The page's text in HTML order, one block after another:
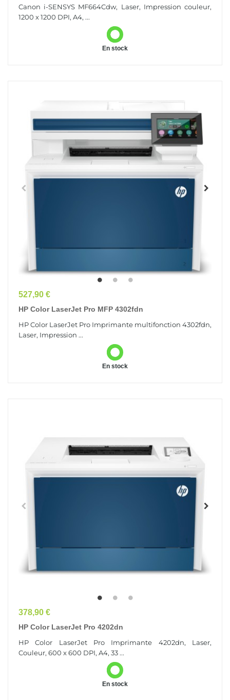
Canon i-SENSYS MF664Cdw, Laser, Impression couleur,
1200 x 1200 DPI, A4, ...
En stock
Prix
527,90 €
HP Color LaserJet Pro MFP 4302fdn
HP Color LaserJet Pro Imprimante multifonction 4302fdn,
Laser, Impression ...
En stock
Prix
378,90 €
HP Color LaserJet Pro 4202dn
HP Color LaserJet Pro Imprimante 4202dn, Laser,
Couleur, 600 x 600 DPI, A4, 33 ...
En stock